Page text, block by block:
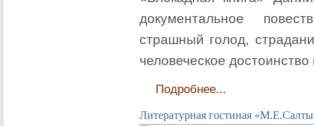
документальное
страшный голод,
человеческое
Подробнее...
Литературная гостиная